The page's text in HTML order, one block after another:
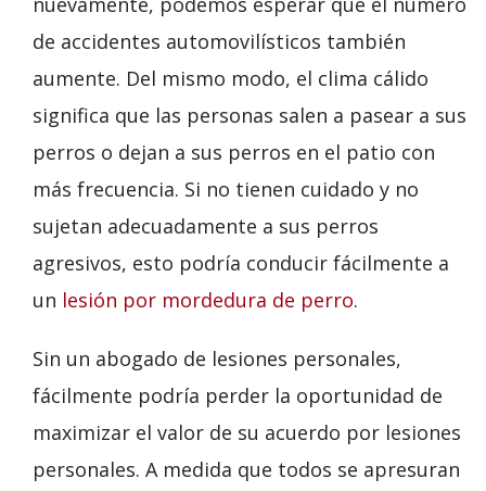
de accidentes automovilísticos también
aumente. Del mismo modo, el clima cálido
significa que las personas salen a pasear a sus
perros o dejan a sus perros en el patio con
más frecuencia. Si no tienen cuidado y no
sujetan adecuadamente a sus perros
agresivos, esto podría conducir fácilmente a
un lesión por mordedura de perro.
Sin un abogado de lesiones personales,
fácilmente podría perder la oportunidad de
maximizar el valor de su acuerdo por lesiones
personales. A medida que todos se apresuran